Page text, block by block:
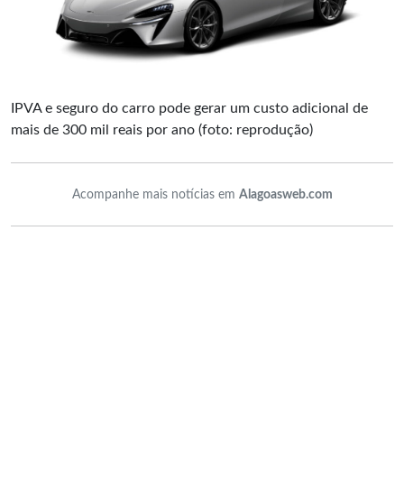
IPVA e seguro do carro pode gerar um custo adicional de
mais de 300 mil reais por ano (foto: reprodução)
Acompanhe mais notícias em Alagoasweb.com